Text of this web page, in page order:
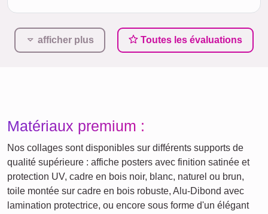
afficher plus Toutes les évaluations
Matériaux premium :
Nos collages sont disponibles sur différents supports de
qualité supérieure : affiche posters avec finition satinée et
protection UV, cadre en bois noir, blanc, naturel ou brun,
toile montée sur cadre en bois robuste, Alu-Dibond avec
lamination protectrice, ou encore sous forme d'un élégant